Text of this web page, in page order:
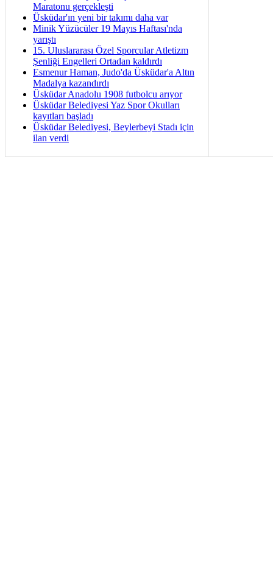
Maratonu gerçekleşti
Üsküdar'ın yeni bir takımı daha var
Minik Yüzücüler 19 Mayıs Haftası'nda
yarıştı
15. Uluslararası Özel Sporcular Atletizm
Şenliği Engelleri Ortadan kaldırdı
Esmenur Haman, Judo'da Üsküdar'a Altın
Madalya kazandırdı
Üsküdar Anadolu 1908 futbolcu arıyor
Üsküdar Belediyesi Yaz Spor Okulları
kayıtları başladı
Üsküdar Belediyesi, Beylerbeyi Stadı için
ilan verdi